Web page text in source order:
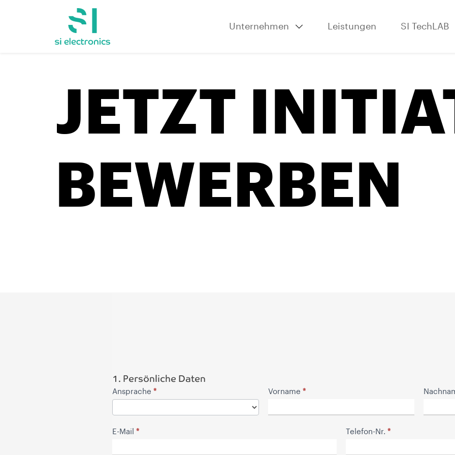
Unternehmen Leistungen SI TechLAB
JETZT
BEWERBEN
1. Persönliche Daten
Ansprache * Vorname *
E-Mail * Telefon-Nr.*